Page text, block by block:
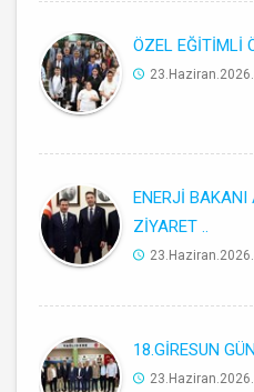
ÖZEL EĞİTİMLİ
ENERJİ BAKANI
ZİYARET ..
18.GİRESUN